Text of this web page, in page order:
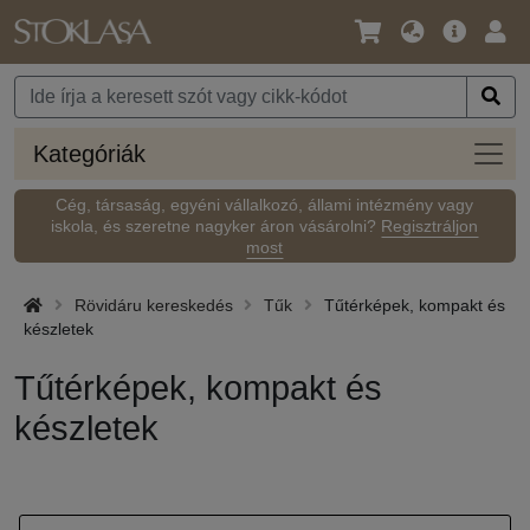
Nyelv
Pénznem
Fő
Kategóriák
Cég, társaság, egyéni vállalkozó, állami intézmény vagy
iskola, és szeretne nagyker áron vásárolni? Regisztráljon
most
Rövidáru kereskedés Tűk
Tűtérképek, kompakt és
készletek
Tűtérképek, kompakt és
készletek